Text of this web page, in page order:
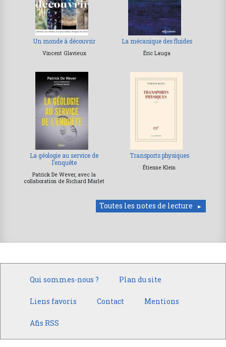
Un monde à découvrir
Vincent Glavieux
La mécanique des fluides
Éric Lauga
La géologie au service de
l’enquête
Patrick De Wever, avec la
collaboration de Richard Marlet
Transports physiques
Étienne Klein
Toutes les notes de lecture
Qui sommes-nous ? Plan du site
Liens favoris Contact Mentions
Afis RSS